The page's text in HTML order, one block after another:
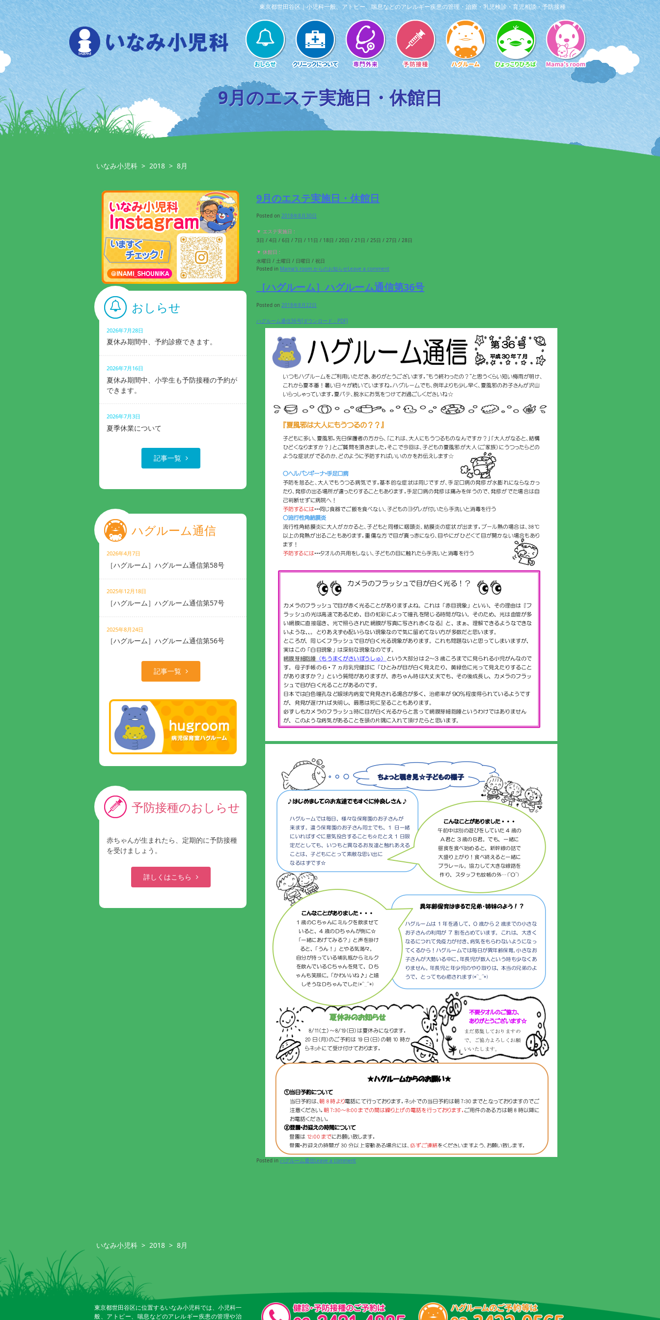
Skip
to
content
東京都世田谷区｜小児科一般、アトピー、喘息などのアレルギー疾患の管理・治療・乳児検診・育児相談・予防接種
9月のエステ実施日・休館日
いなみ小児科 > 2018 > 8月
9月のエステ実施日・休館日
Posted on 2018年8月30日
▼ エステ実施日 :
3日 / 4日 / 6日 / 7日 / 11日 / 18日 / 20日 / 21日 / 25日 / 27日 / 28日
▼ 休館日 :
水曜日 / 土曜日 / 日曜日 / 祝日
Posted in Mama's room からのお知らせLeave a comment
［ハグルーム］ハグルーム通信第36号
Posted on 2018年8月22日
ハグルーム通信36号[ダウンロード：PDF]
Posted in ハグルーム通信Leave a comment
おしらせ
2026年7月28日
夏休み期間中、予約診療できます。
2026年7月16日
夏休み期間中、小学生も予防接種の予約が
できます。
2026年7月3日
夏季休業について
記事一覧
ハグルーム通信
2026年4月7日
［ハグルーム］ハグルーム通信第58号
2025年12月18日
［ハグルーム］ハグルーム通信第57号
2025年8月24日
［ハグルーム］ハグルーム通信第56号
記事一覧
予防接種のおしらせ
赤ちゃんが生まれたら、定期的に予防接種
を受けましょう。
詳しくはこちら
いなみ小児科 > 2018 > 8月
東京都世田谷区に位置するいなみ小児科では、小児科一
般、アトピー、喘息などのアレルギー疾患の管理や治